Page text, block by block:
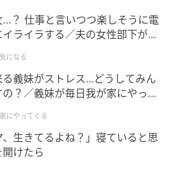
…？ 仕事と言いつつ楽しそうに電
ライラする／夫の女性部下が気
になる
義妹がストレス…どうしてみん
？／義妹が毎日我が家にやって
にやってくる
生きてるよね？」寝ていると思
けたら